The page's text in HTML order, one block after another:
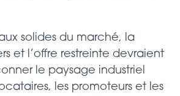
solides du marché, la
et l’offre restreinte devraient
le paysage industriel
les promoteurs et les